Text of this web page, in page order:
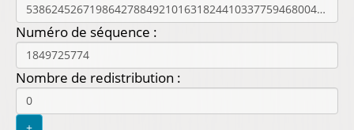
Numéro de séquence :
Nombre de redistribution :